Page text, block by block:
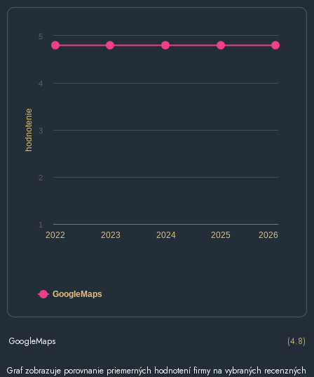
hodnotenie
2022 2024 2026
2023 2025
1
2
3
4
5
GoogleMaps
GoogleMaps (4.8)
Graf zobrazuje porovnanie priemerných hodnotení firmy na vybraných recenzných